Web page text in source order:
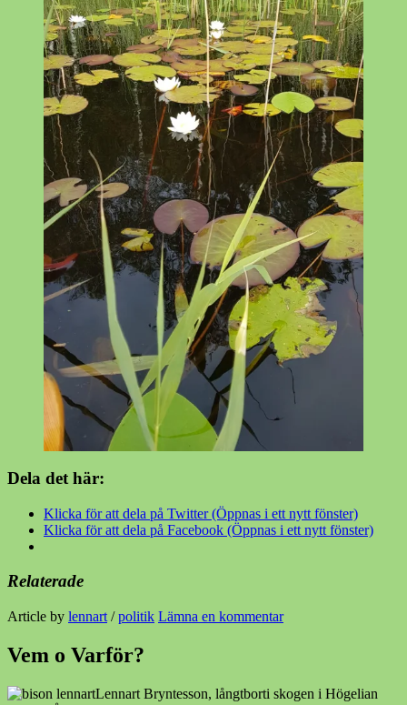
Dela det här:
Klicka för att dela på Twitter (Öppnas i ett nytt fönster)
Klicka för att dela på Facebook (Öppnas i ett nytt fönster)
Relaterade
Article by lennart /politik Lämna en kommentar
Vem o Varför?
Lennart Bryntesson, långtborti skogen i Högelian